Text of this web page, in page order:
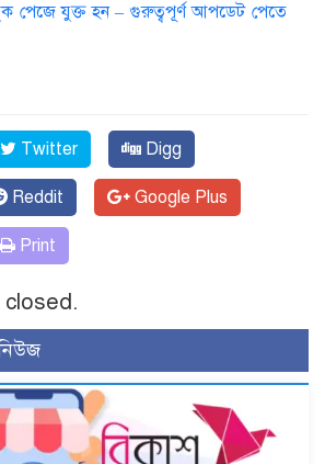
পেজে যুক্ত হন – গুরুত্বপূর্ণ আপডেট পেতে
Twitter Digg
Reddit Google Plus
Print